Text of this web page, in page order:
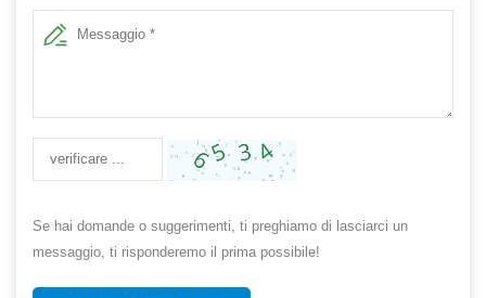
Se hai domande o suggerimenti, ti preghiamo di lasciarci un
messaggio, ti risponderemo il prima possibile!